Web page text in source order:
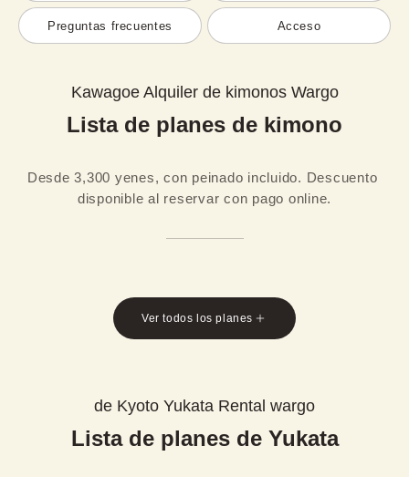
Preguntas frecuentes Acceso
Kawagoe Alquiler de kimonos Wargo
Lista de planes de kimono
Desde 3,300 yenes, con peinado incluido. Descuento
disponible al reservar con pago online.
Ver todos los planes
de Kyoto Yukata Rental wargo
Lista de planes de Yukata